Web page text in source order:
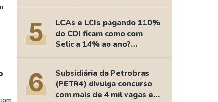
5
LCAs e LCIs pagando 110%
do CDI ficam como com
Selic a 14% ao ano?
Fizemos as contas
6
Subsidiária da Petrobras
(PETR4) divulga concurso
com mais de 4 mil vagas e